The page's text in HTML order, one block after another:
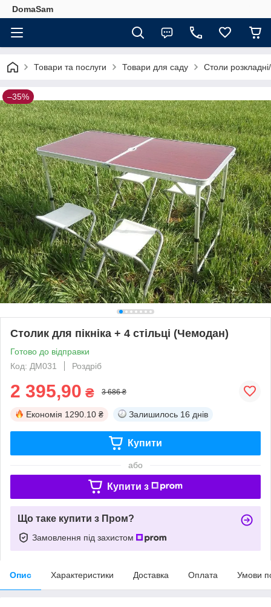
DomaSam
Товари та послуги Товари для саду Столи
–35%
Столик для пікніка + 4 стільці (Чемодан)
Готово до відправки
Код: ДМ031
Роздріб
2 395,90 ₴ 3 686 ₴
Економія 1290.10 ₴ Залишилось 16 днів
Купити
або
Купити з
Що таке купити з Пром?
Замовлення під захистом
Опис Характеристики Доставка Оплата Умови